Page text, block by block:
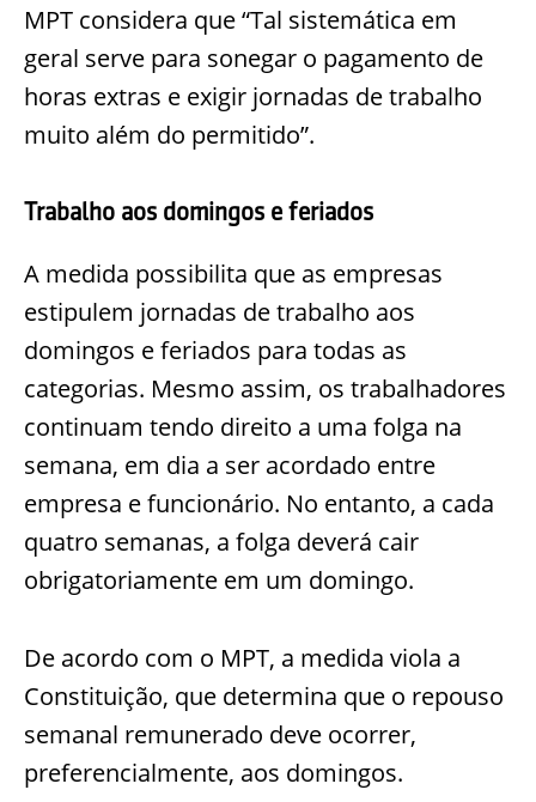
MPT considera que “Tal sistemática em
geral serve para sonegar o pagamento de
horas extras e exigir jornadas de trabalho
muito além do permitido”.
Trabalho aos domingos e feriados
A medida possibilita que as empresas
estipulem jornadas de trabalho aos
domingos e feriados para todas as
categorias. Mesmo assim, os trabalhadores
continuam tendo direito a uma folga na
semana, em dia a ser acordado entre
empresa e funcionário. No entanto, a cada
quatro semanas, a folga deverá cair
obrigatoriamente em um domingo.
De acordo com o MPT, a medida viola a
Constituição, que determina que o repouso
semanal remunerado deve ocorrer,
preferencialmente, aos domingos.